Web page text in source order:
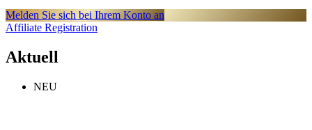
Melden Sie sich bei Ihrem Konto an
Affiliate Registration
Aktuell
NEU